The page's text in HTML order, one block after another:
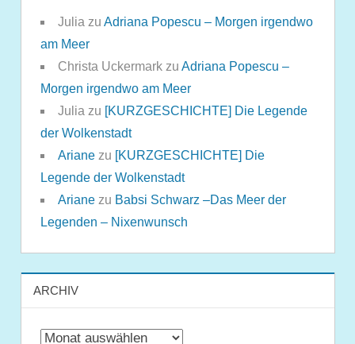
Juliazu Adriana Popescu – Morgen irgendwo
am Meer
Christa Uckermarkzu Adriana Popescu –
Morgen irgendwo am Meer
Juliazu
[KURZGESCHICHTE] Die Legende
der Wolkenstadt
Arianezu
[KURZGESCHICHTE] Die
Legende der Wolkenstadt
Arianezu Babsi Schwarz –Das Meer der
Legenden – Nixenwunsch
ARCHIV
Archiv